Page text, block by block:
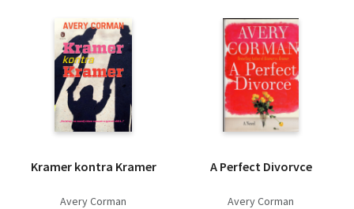
Kramer kontra Kramer
Avery Corman
A Perfect Divorvce
Avery Corman